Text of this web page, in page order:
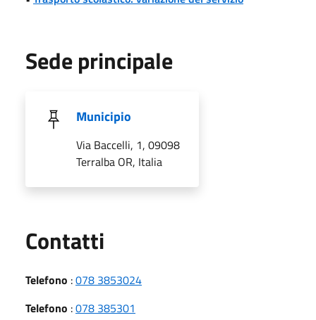
Sede principale
Municipio
Via Baccelli, 1, 09098
Terralba OR, Italia
Contatti
Telefono :078 3853024
Telefono :078 385301